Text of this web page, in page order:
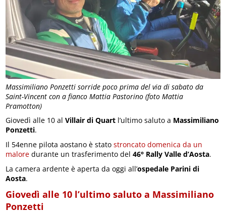
Massimiliano Ponzetti sorride poco prima del via di sabato da
Saint-Vincent con a fianco Mattia Pastorino (foto Mattia
Pramotton)
Giovedì alle 10 alVillair di Quart l’ultimo saluto a Massimiliano
Ponzetti.
Il 54enne pilota aostano è statostroncato domenica da un
malore durante un trasferimento del46° Rally Valle d’Aosta.
La camera ardente è aperta da oggi all’ospedale Parini di
Aosta.
Giovedì alle 10 l’ultimo saluto a Massimiliano
Ponzetti